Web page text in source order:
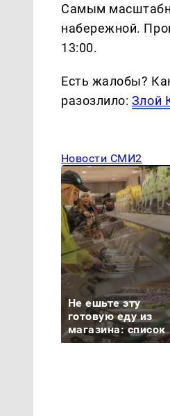
Самым
набережной.
13:00.
Есть жалобы?
разозлило: Злой
Новости СМИ2
Не ешьте эту
готовую еду из
магазина: список